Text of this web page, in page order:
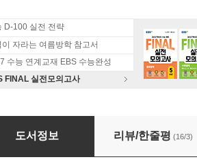
D-100 실전 전략
이 자라는 여름방학 참고서
수능 연계교재 EBS 수능완성
FINAL 실전모의고사
강림 수능영어편
도서정보 리뷰/한줄평 (16/3)